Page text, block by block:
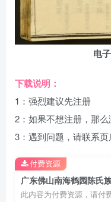
电
下载说明：
1：强烈建议先注册
2：如果不想注册，那
3：遇到问题，请联系
广东佛山南海鹤园陈氏
此内容为付费资源，请付
付费资源